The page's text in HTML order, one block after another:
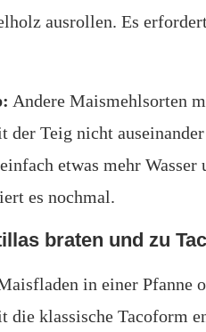
ausrollen. Es
Andere Maismehlsorten
der Teig nicht
etwas mehr
es nochmal.
braten und zu
in einer Pfanne
die klassische Tacoform